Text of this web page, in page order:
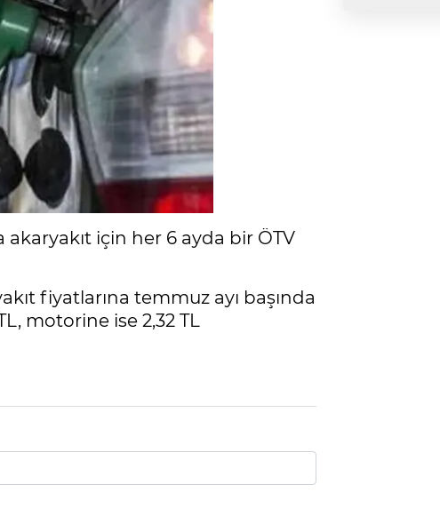
akaryakıt için her 6 ayda bir ÖTV
fiyatlarına temmuz ayı başında
motorine ise 2,32 TL